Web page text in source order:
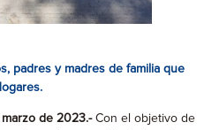
padres y madres de familia que
marzo de 2023.-Con el objetivo de